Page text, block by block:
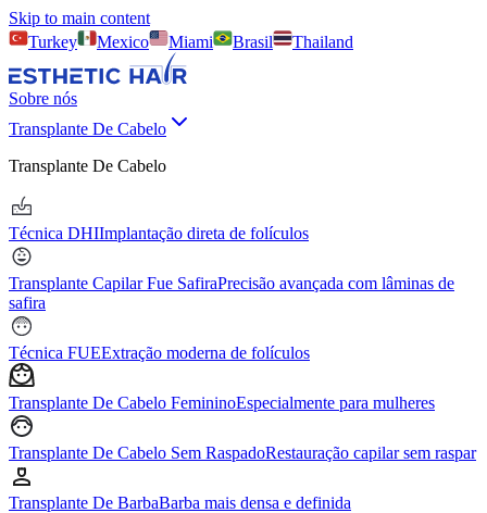
Skip to main content
Turkey
Mexico Miami Brasil Thailand
Sobre nós
Transplante De Cabelo
Transplante De Cabelo
Técnica DHIImplantação direta de folículos
Transplante Capilar Fue SafiraPrecisão avançada com lâminas de
safira
Técnica FUEExtração moderna de folículos
Transplante De Cabelo FemininoEspecialmente para mulheres
Transplante De Cabelo Sem RaspadoRestauração capilar sem raspar
Transplante De BarbaBarba mais densa e definida